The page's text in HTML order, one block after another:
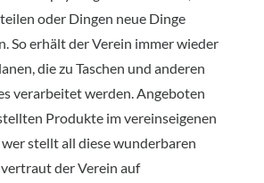
oder Dingen neue Dinge
So erhält der Verein immer wieder
die zu Taschen und anderen
verarbeitet werden. Angeboten
Produkte im vereinseigenen
stellt all diese wunderbaren
der Verein auf